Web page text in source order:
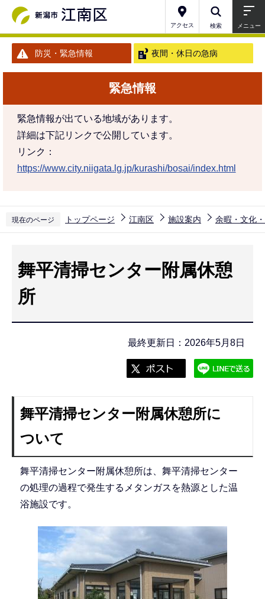
ジ
先
アクセス 検索 メニュー
防災・緊急情報 夜間・休日の急病
緊急情報
緊急情報が出ている地域があります。
詳細は下記リンクで公開しています。
リンク：
https://www.city.niigata.lg.jp/kurashi/bosai/index.html
現在のページ トップページ 江南区 施設案内 余暇・文化
舞平清掃センター附属休憩
所
最終更新日：2026年5月8日
舞平清掃センター附属休憩所に
ついて
舞平清掃センター附属休憩所は、舞平清掃センター
の処理の過程で発生するメタンガスを熱源とした温
浴施設です。